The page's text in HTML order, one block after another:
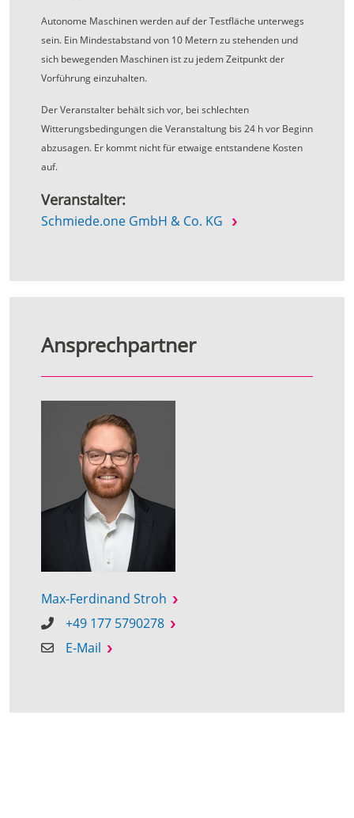
Autonome Maschinen werden auf der Testfläche unterwegs
sein. Ein Mindestabstand von 10 Metern zu stehenden und
sich bewegenden Maschinen ist zu jedem Zeitpunkt der
Vorführung einzuhalten.
Der Veranstalter behält sich vor, bei schlechten
Witterungsbedingungen die Veranstaltung bis 24 h vor Beginn
abzusagen. Er kommt nicht für etwaige entstandene Kosten
auf.
Veranstalter:
Schmiede.one GmbH & Co. KG
Ansprechpartner
Max-Ferdinand Stroh
+49 177 5790278
E-Mail